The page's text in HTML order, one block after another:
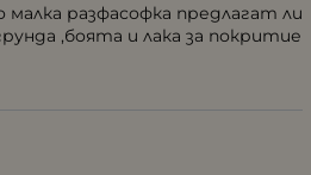
малка разфасофка предлагат ли
,боята и лака за покритие